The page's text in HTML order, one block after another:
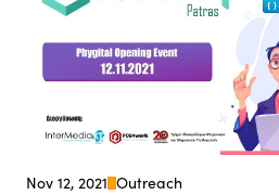
Nov 12, 2021 Outreach